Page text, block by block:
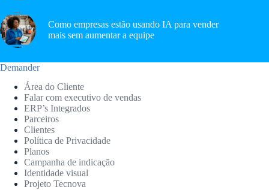
Como empresas estão usando IA para vender
mais sem aumentar a equipe
Demander
Área do Cliente
Falar com executivo de vendas
ERP’s Integrados
Parceiros
Clientes
Política de Privacidade
Planos
Campanha de indicação
Identidade visual
Projeto Tecnova